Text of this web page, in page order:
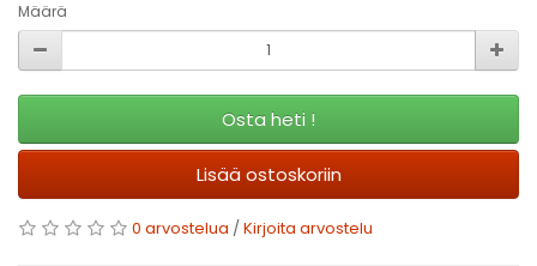
Määrä
Osta heti !
Lisää ostoskoriin
0 arvostelua /Kirjoita arvostelu